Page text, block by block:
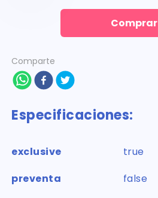
Comprar
Comparte
Especificaciones:
exclusive
true
preventa
false